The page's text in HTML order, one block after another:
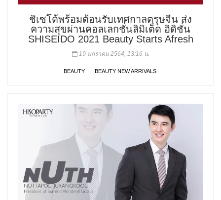
ชิเซโด้พร้อมต้อนรับเทศกาลตรุษจีน ส่ง
ความสุขผ่านคอลเลกชั่นลิมิเต็ด อิดิชั่น
SHISEIDO 2021 Beauty Starts Afresh
19 มกราคม 2564, 13:16 น.
BEAUTY BEAUTY NEW ARRIVALS